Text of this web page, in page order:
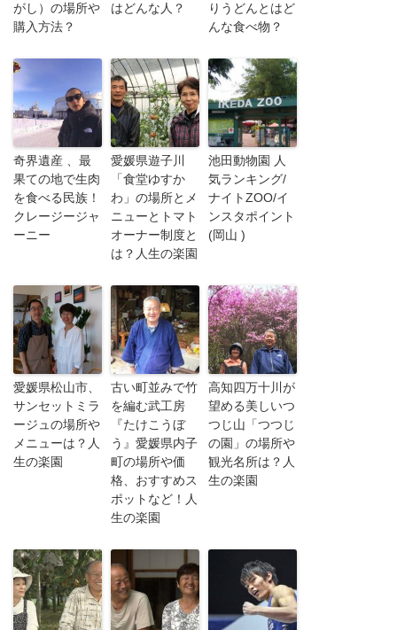
がし）の場所や
購入方法？
はどんな人？
りうどんとはど
んな食べ物？
奇界遺産 、最
果ての地で生肉
を食べる民族！
クレージージャ
ーニー
愛媛県遊子川
「食堂ゆすか
わ」の場所とメ
ニューとトマト
オーナー制度と
は？人生の楽園
池田動物園 人
気ランキング/
ナイトZOO/イ
ンスタポイント
(岡山 )
愛媛県松山市、
サンセットミラ
ージュの場所や
メニューは？人
生の楽園
古い町並みで竹
を編む武工房
『たけこうぼ
う』愛媛県内子
町の場所や価
格、おすすめス
ポットなど！人
生の楽園
高知四万十川が
望める美しいつ
つじ山「つつじ
の園」の場所や
観光名所は？人
生の楽園